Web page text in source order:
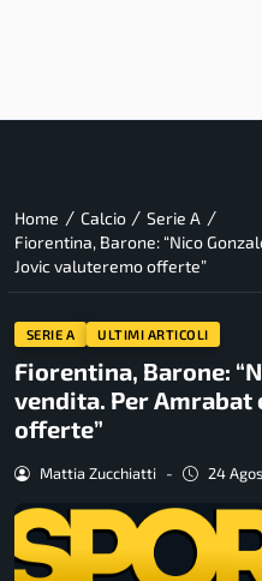
Home / Calcio / Serie A /
Fiorentina, Barone: “Nico
Jovic valuteremo offerte”
SERIE A ULTIMI ARTICOLI
Fiorentina, Barone:
vendita. Per Amrabat
offerte”
Mattia Zucchiatti - 24